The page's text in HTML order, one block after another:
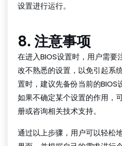
设置进行运行。
8. 注意事项
在进入BIOS设置时，用户需要
改不熟悉的设置，以免引起系
置时，建议先备份当前的BIOS
如果不确定某个设置的作用，
册或咨询相关技术支持。
通过以上步骤，用户可以轻松